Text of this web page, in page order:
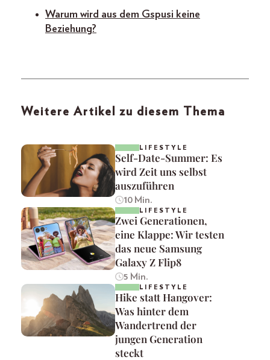
Warum wird aus dem Gspusi keine
Beziehung?
Weitere Artikel zu diesem Thema
LIFESTYLE
Self-Date-Summer: Es
wird Zeit uns selbst
auszuführen
10 Min.
LIFESTYLE
Zwei Generationen,
eine Klappe: Wir testen
das neue Samsung
Galaxy Z Flip8
5 Min.
LIFESTYLE
Hike statt Hangover:
Was hinter dem
Wandertrend der
jungen Generation
steckt